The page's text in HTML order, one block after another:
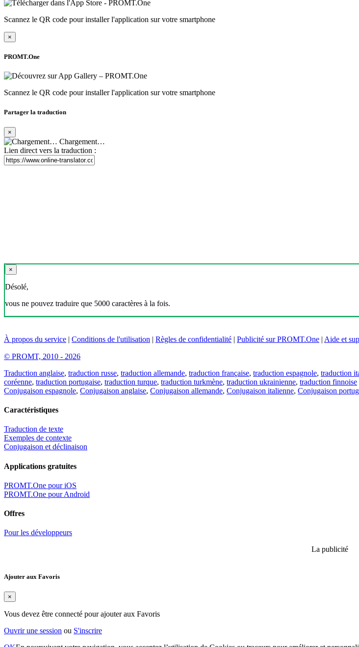
Scannez le QR code pour installer l'application sur votre smartphone
×
PROMT.One
Scannez le QR code pour installer l'application sur votre smartphone
Partager la traduction
×
Chargement…
Lien direct vers la traduction :
×
Désolé,
vous ne pouvez traduire que 5000 caractères à la fois.
À propos du service | Conditions de l'utilisation | Règles de confidentialité | Publicité sur PROMT.One | Aide et
© PROMT, 2010 - 2026
Traduction anglaise, traduction russe, traduction allemande, traduction française, traduction espagnole, traduction
coréenne, traduction portugaise, traduction turque, traduction turkmène, traduction ukrainienne, traduction finnoise
Conjugaison espagnole, Conjugaison anglaise, Conjugaison allemande, Conjugaison italienne, Conjugaison
Caractéristiques
Traduction de texte
Exemples de contexte
Conjugaison et déclinaison
Applications gratuites
PROMT.One pour iOS
PROMT.One pour Android
Offres
Pour les développeurs
La publicité
Ajouter aux Favoris
×
Vous devez être connecté pour ajouter aux Favoris
Ouvrir une session ou S'inscrire